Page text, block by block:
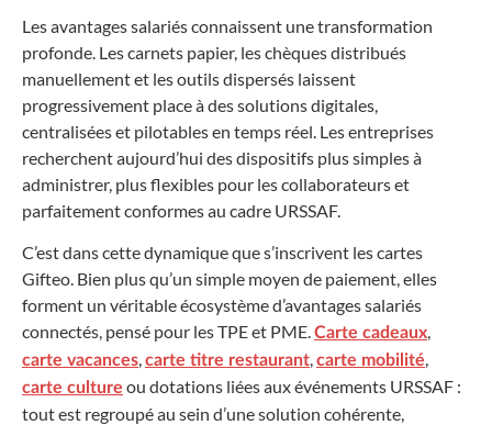
Les avantages salariés connaissent une transformation
profonde. Les carnets papier, les chèques distribués
manuellement et les outils dispersés laissent
progressivement place à des solutions digitales,
centralisées et pilotables en temps réel. Les entreprises
recherchent aujourd’hui des dispositifs plus simples à
administrer, plus flexibles pour les collaborateurs et
parfaitement conformes au cadre URSSAF.
C’est dans cette dynamique que s’inscrivent les cartes
Gifteo. Bien plus qu’un simple moyen de paiement, elles
forment un véritable écosystème d’avantages salariés
connectés, pensé pour les TPE et PME.Carte cadeaux,
carte vacances,carte titre restaurant,carte mobilité,
carte culture ou dotations liées aux événements URSSAF :
tout est regroupé au sein d’une solution cohérente,